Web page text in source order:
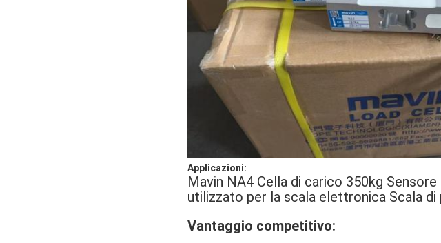
Applicazioni:
Mavin NA4 Cella di carico 350kg
utilizzato per la scala elettronica Scala
Vantaggio competitivo: